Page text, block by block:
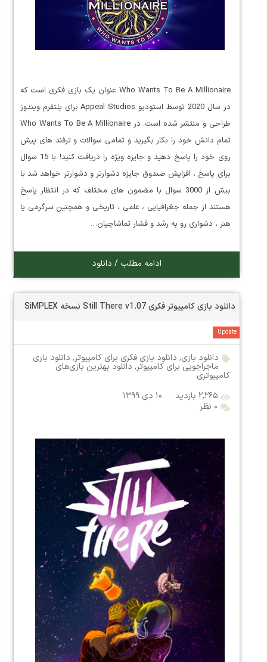
Who Wants To Be A Millionaire عنوان یک بازی فکری است که
در سال 2020 توسط استودیو Appeal Studios برای پلتفرم ویندوز
طراحی و منتشر شده است. در Who Wants To Be A Millionaire
تمام دانش خود را بکار بگیرید و تمامی سوالات و ترفند های پیش
روی خود را پاسخ دهید و جایزه ویژه را دریافت کنید! با 15 سوال
برای پاسخ ، افزایش صندوق جایزه دشوارتر و دشوارتر خواهد شد با
بیش از 3000 سوال با مضمون های مختلف که در انتظار پاسخ
هستند از جمله جغرافیایی ، علمی ، تاریخی و همچنین سرگرمی یا
هنر ، دشواری رو به رشد و فشار تماشاچیان…
ادامه مطلب / دانلود
دانلود بازی کامپیوتر فکری Still There v1.07 نسخه SiMPLEX
Update
دانلود بازی, دانلود بازی فکری برای کامپیوتر, دانلود بازی
ماجراجویی برای کامپیوتر, دانلود بهترین بازی‌های
کامپیوتری
۲,۲۶۵ بازدید
۱۰ دی ۱۳۹۹
۰ نظر